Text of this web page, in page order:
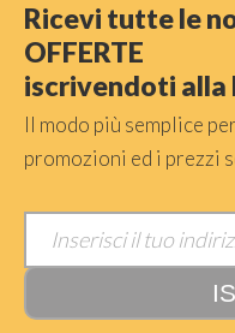
Ricevi tutte le
OFFERTE
iscrivendoti
Il modo più semplice
promozioni ed i prezzi